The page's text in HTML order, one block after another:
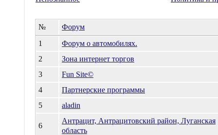
№
Форум
1
Форум о автомобилях.
2
Зона интернет торгов
3
Fun Site©
4
Партнерские программы
5
aladin
6
Антрацит, Антрацитовский район, Луганская
область